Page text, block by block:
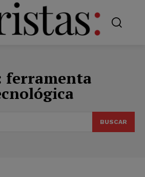
ferramenta
BUSCAR